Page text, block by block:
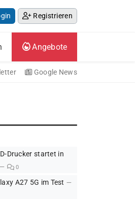
Registrieren
Angebote
Google News
Drucker startet in
0
A27 5G im Test